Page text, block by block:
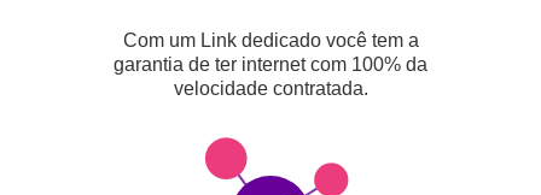
Com um Link dedicado você tem a
garantia de ter internet com 100% da
velocidade contratada.